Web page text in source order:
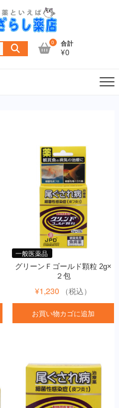
索
0 合計
¥0
一般医薬品
グリーンＦゴールド顆粒 2g×
２包
¥1,230 （税込）
お買い物カゴに追加